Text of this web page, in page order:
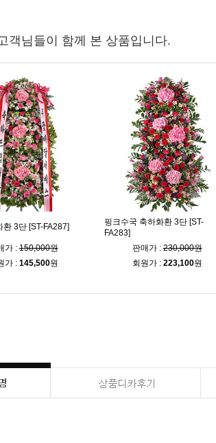
객님들이 함께 본 상품입니다.
환 3단 [ST-FA287]
가 :150,000원
가 : 145,500원
핑크수국 축하화환 3단 [ST-
FA283]
판매가 :230,000원
회원가 : 223,100원